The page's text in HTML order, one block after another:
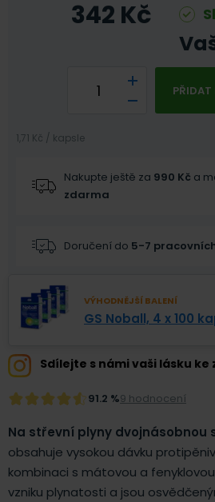
342 Kč
1,71 Kč / kapsle
Nakupte ještě za 990 Kč a
zdarma
Doručení do 5-7
VÝHODNĚJŠÍ BALENÍ
GS Noball, 4 x 100
Sdílejte s námi vaši lásku ke
91.2 %9 hodnocení
Na střevní plyny dvojnásobnou
obsahuje vysokou dávku
kombinaci s mátovou a
vzniku plynatosti a jsou